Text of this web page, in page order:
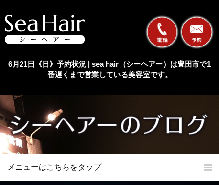
6月21日《日》予約状況 | sea hair（シーヘアー）は豊田市で1
番遅くまで営業している美容室です。
メニューはこちらをタップ